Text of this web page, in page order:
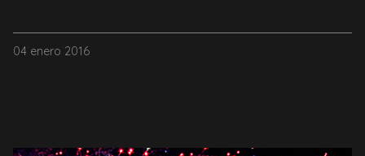
04 enero 2016